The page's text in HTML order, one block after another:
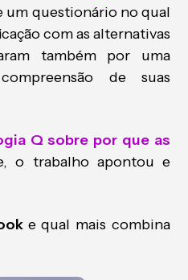
um questionário no qual
com as alternativas
também por uma
de suas
Q sobre por que as
o trabalho apontou e
e qual mais combina